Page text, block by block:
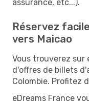
assurance, etc...).
Réservez
vers Maicao
Vous trouverez sur
d'offres de billets
Colombie. Profitez
eDreams France